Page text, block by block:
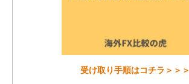
受け取り手順はコチラ＞＞＞